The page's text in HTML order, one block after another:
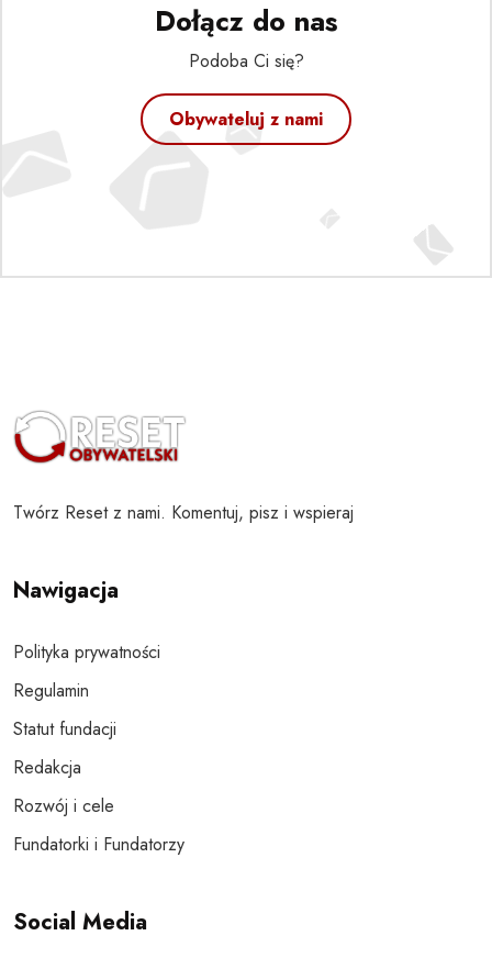
Dołącz do nas
Podoba Ci się?
Obywateluj z nami
Twórz Reset z nami. Komentuj, pisz i wspieraj
Nawigacja
Polityka prywatności
Regulamin
Statut fundacji
Redakcja
Rozwój i cele
Fundatorki i Fundatorzy
Social Media